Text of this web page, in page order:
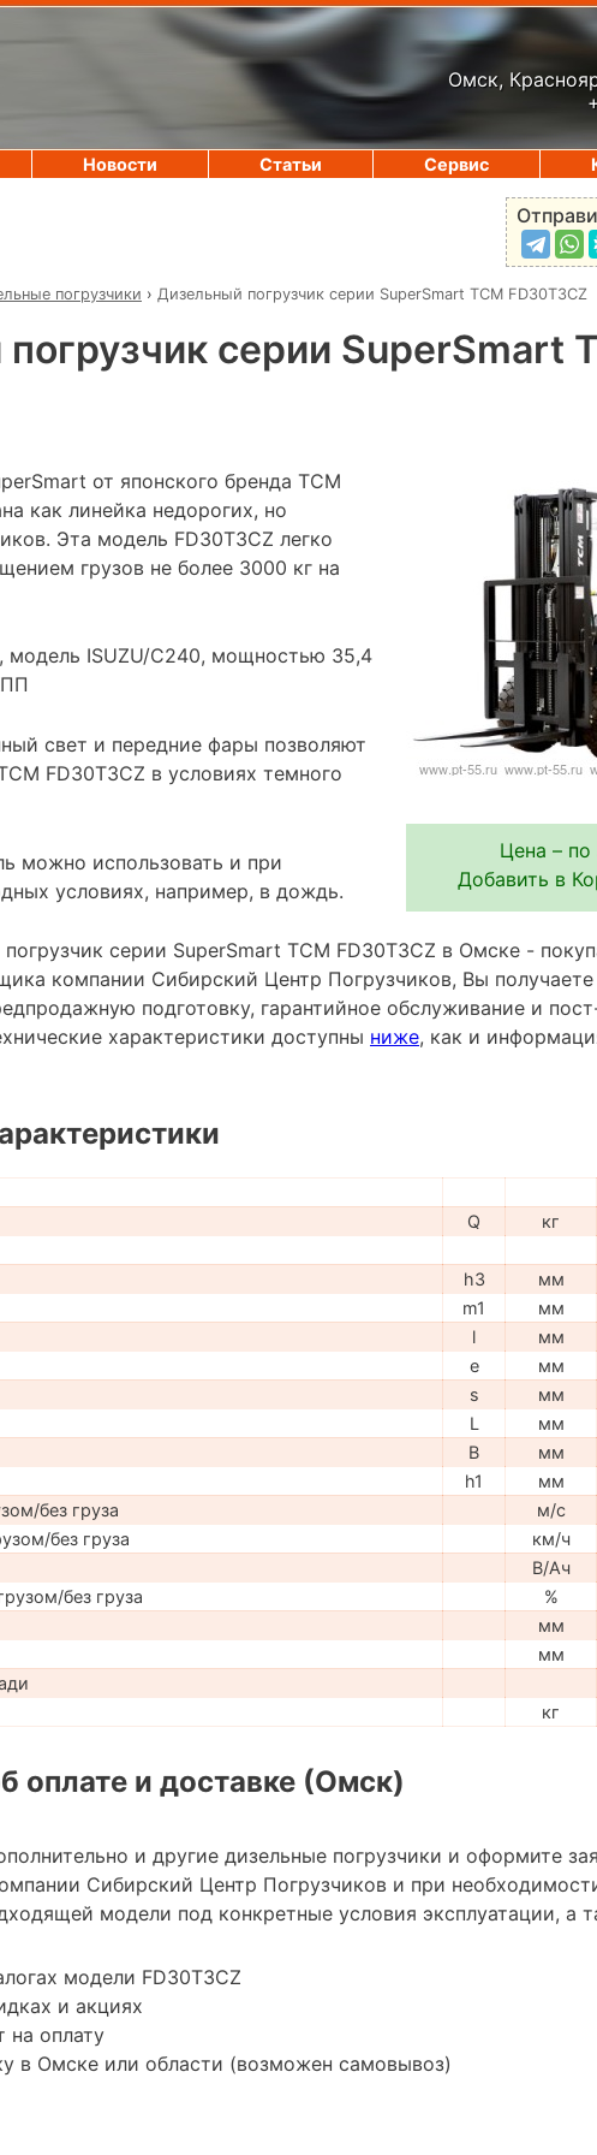
Омск,
погрузчики › Дизельный погрузчик серии SuperSmart TCM FD30T3CZ
серии SuperSmart
Цена – по
Добавить в
от японского бренда TCM
как линейка недорогих, но
Эта модель FD30T3CZ легко
грузов не более 3000 кг на
модель ISUZU/C240, мощностью 35,4
свет и передние фары позволяют
FD30T3CZ в условиях темного
можно использовать и при
условиях, например, в дождь.
серии SuperSmart TCM FD30T3CZ в Омске -
компании Сибирский Центр Погрузчиков, Вы
подготовку, гарантийное обслуживание и
характеристики доступны ниже, как и
Q кг
h3 мм
m1 мм
l мм
e мм
s мм
L мм
B мм
h1 мм
без груза
м/с
без груза
км/ч
В/Ач
без груза
%
мм
мм
кг
оплате и доставке (Омск)
и другие дизельные погрузчики и оформите
Сибирский Центр Погрузчиков и при
модели под конкретные условия эксплуатации, а
модели FD30T3CZ
и акциях
на оплату
в Омске или области (возможен самовывоз)
Новости Статьи Сервис